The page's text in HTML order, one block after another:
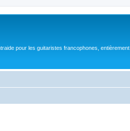
pour les guitaristes francophones, entièrement